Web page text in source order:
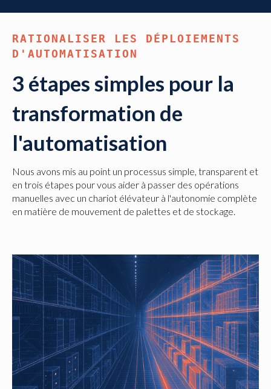
RATIONALISER LES DÉPLOIEMENTS
D'AUTOMATISATION
3 étapes simples pour la
transformation de
l'automatisation
Nous avons mis au point un processus simple, transparent et
en trois étapes pour vous aider à passer des opérations
manuelles avec un chariot élévateur à l'autonomie complète
en matière de mouvement de palettes et de stockage.